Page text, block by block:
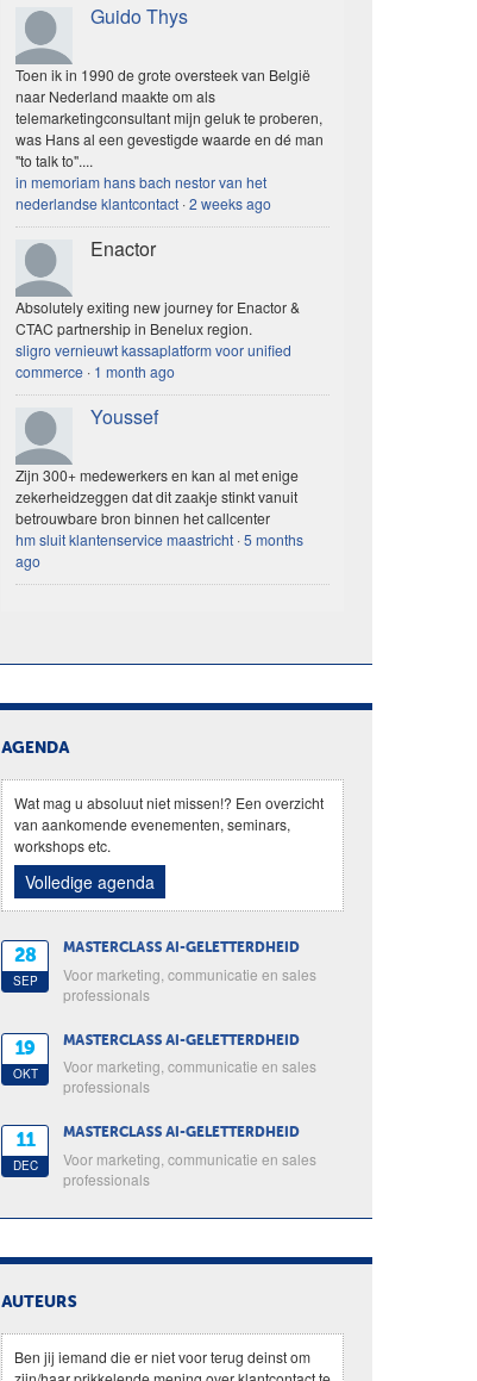
Guido Thys
Toen ik in 1990 de grote oversteek van België
naar Nederland maakte om als
telemarketingconsultant mijn geluk te proberen,
was Hans al een gevestigde waarde en dé man
"to talk to"....
in memoriam hans bach nestor van het
nederlandse klantcontact ·2 weeks ago
Enactor
Absolutely exiting new journey for Enactor &
CTAC partnership in Benelux region.
sligro vernieuwt kassaplatform voor unified
commerce · 1 month ago
Youssef
Zijn 300+ medewerkers en kan al met enige
zekerheidzeggen dat dit zaakje stinkt vanuit
betrouwbare bron binnen het callcenter
hm sluit klantenservice maastricht ·5 months
ago
AGENDA
Wat mag u absoluut niet missen!? Een overzicht
van aankomende evenementen, seminars,
workshops etc.
Volledige agenda
28
SEP
MASTERCLASS AI-GELETTERDHEID
Voor marketing, communicatie en sales
professionals
19
OKT
MASTERCLASS AI-GELETTERDHEID
Voor marketing, communicatie en sales
professionals
11
DEC
MASTERCLASS AI-GELETTERDHEID
Voor marketing, communicatie en sales
professionals
AUTEURS
Ben jij iemand die er niet voor terug deinst om